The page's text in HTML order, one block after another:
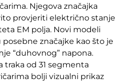
Njegova značajka
provjeriti električno stanje
EM polja. Novi modeli
posebne značajke kao što je
“duhovnog” napona.
traka od 31 segmenta
bolji vizualni prikaz